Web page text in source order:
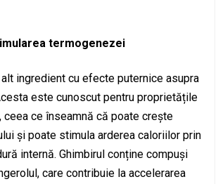
termogenezei
ingredient cu efecte puternice asupra
este cunoscut pentru proprietățile
ceea ce înseamnă că poate crește
și poate stimula arderea caloriilor prin
internă. Ghimbirul conține compuși
care contribuie la accelerarea